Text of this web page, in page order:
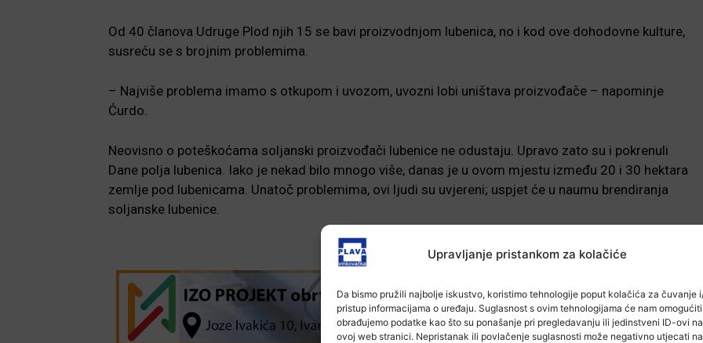
Upravljanje pristankom za kolačiće
Da bismo pružili najbolje iskustvo, koristimo tehnologije poput kolačića za čuvanje
pristup informacijama o uređaju. Suglasnost s ovim tehnologijama će nam
obrađujemo podatke kao što su ponašanje pri pregledavanju ili jedinstveni ID-ovi na
ovoj web stranici. Nepristanak ili povlačenje suglasnosti može negativno utjecati na
Od 40 članova Udruge Plod njih 15 se bavi proizvodnjom lubenica, no i kod ove dohodovne kulture,
susreću se s brojnim problemima.
– Najviše problema imamo s otkupom i uvozom, uvozni lobi uništava proizvođače – napominje
Ćurdo.
Neovisno o poteškoćama soljanski proizvođači lubenice ne odustaju. Upravo zato su i pokrenuli
Dane polja lubenica. Iako je nekad bilo mnogo više, danas je u ovom mjestu između 20 i 30 hektara
zemlje pod lubenicama. Unatoč problemima, ovi ljudi su uvjereni; uspjet će u naumu brendiranja
soljanske lubenice.